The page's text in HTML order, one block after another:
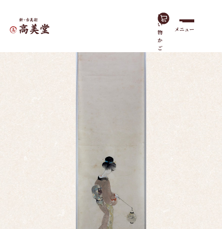
買
い
物
か
ご
メニュー
ホーム作品一覧